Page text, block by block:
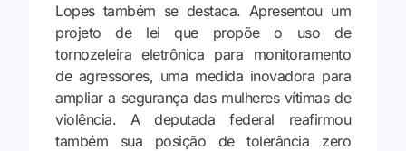
Lopes também se destaca. Apresentou um
projeto de lei que propõe o uso de
tornozeleira eletrônica para monitoramento
de agressores, uma medida inovadora para
ampliar a segurança das mulheres vítimas de
violência. A deputada federal reafirmou
também sua posição de tolerância zero